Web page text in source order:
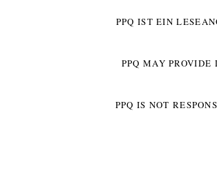
PPQ IST EIN
PPQ MAY
PPQ IS NOT